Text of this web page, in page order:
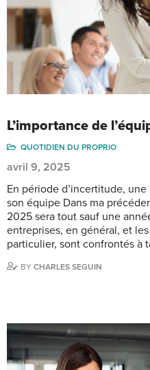
L’importance de
QUOTIDIEN DU PROPRIO
avril 9, 2025
En période d’incertitude,
son équipe Dans ma
2025 sera tout sauf une
entreprises, en général, et
particulier, sont confrontés à
BY CHARLES SEGUIN